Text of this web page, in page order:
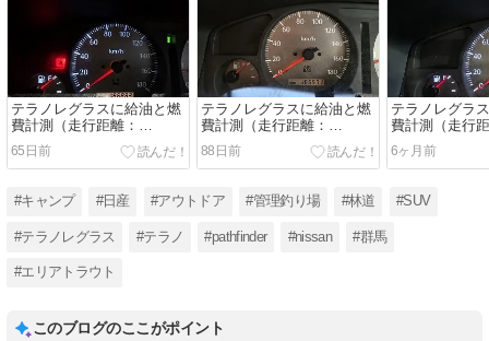
テラノレグラスに給油と燃
費計測（走行距離：
166,883km）~コスモSS
Payのアプリ登録設定で１
円割引~
65日前
テラノレグラスに給油と燃
費計測（走行距離：
165,571km）~コスモSS
Payのアプリ登録設定で１
円割引~
88日前
テラノレグラ
費計測（走行
161,160km）
Payのアプリ
円割引~
6ヶ月前
#キャンプ #日産 #アウトドア #管理釣り場 #林道 #SUV
#テラノレグラス #テラノ #pathfinder #nissan #群馬
#エリアトラウト
このブログのここがポイント